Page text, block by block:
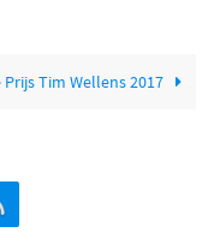
Tim Wellens 2017